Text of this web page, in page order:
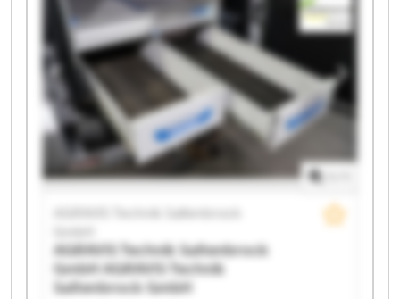
Technik Saltenbrock GmbH AGRAVIS Technik
Saltenbrock GmbH AGRAVIS Technik Saltenbrock
GmbH AGRAVIS Technik Saltenbrock GmbH AGRAVIS
Technik Saltenbrock GmbH AGRAVIS Technik
Saltenbrock GmbH AGRAVIS Technik Saltenbrock
GmbH AGRAVIS Technik Saltenbrock GmbH AGRAVIS
Technik Saltenbrock GmbH AGRAVIS Technik
Saltenbrock GmbH AGRAVIS Technik Saltenbrock
AGRAVIS Technik Saltenbrock
AGRAVIS Technik Saltenbrock
GmbHAGRAVIS Technik
Saltenbrock GmbH